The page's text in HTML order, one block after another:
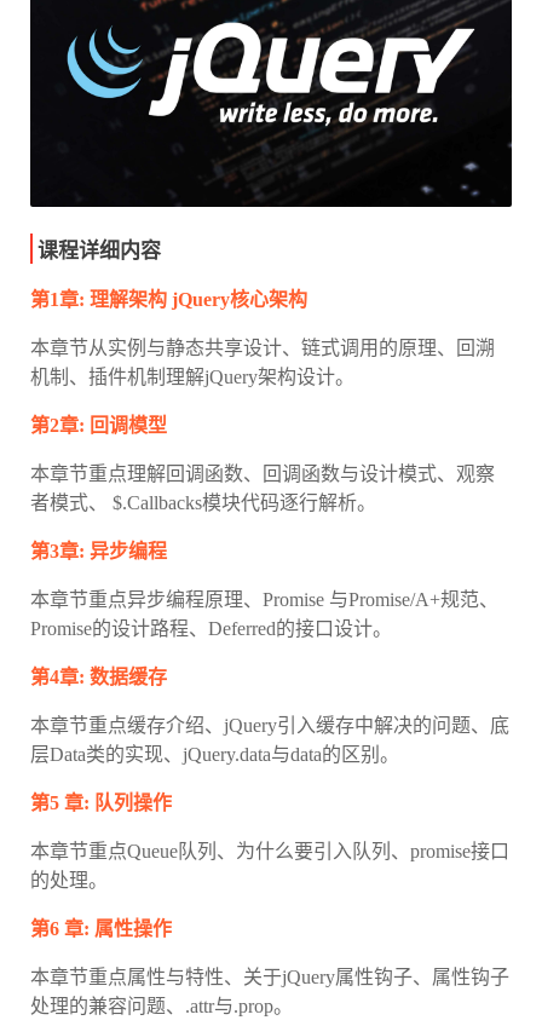
课程详细内容
第1章: 理解架构 jQuery核心架构
本章节从实例与静态共享设计、链式调用的原理、回溯
机制、插件机制理解jQuery架构设计。
第2章: 回调模型
本章节重点理解回调函数、回调函数与设计模式、观察
者模式、 $.Callbacks模块代码逐行解析。
第3章: 异步编程
本章节重点异步编程原理、Promise 与Promise/A+规范、
Promise的设计路程、Deferred的接口设计。
第4章: 数据缓存
本章节重点缓存介绍、jQuery引入缓存中解决的问题、底
层Data类的实现、jQuery.data与data的区别。
第5 章: 队列操作
本章节重点Queue队列、为什么要引入队列、promise接口
的处理。
第6 章: 属性操作
本章节重点属性与特性、关于jQuery属性钩子、属性钩子
处理的兼容问题、.attr与.prop。